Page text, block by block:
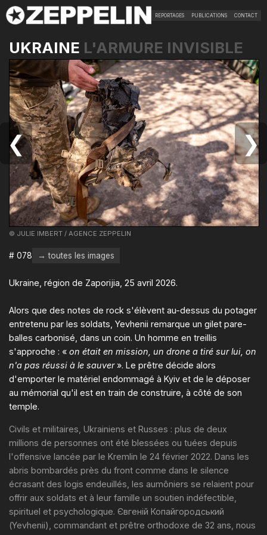
REPORTAGES PUBLICATIONS CONTACT
UKRAINE L'ARMURE INVISIBLE
❮ ❯
Ukraine, région de Zaporijia, 25 avril 2026.
Alors que des notes de rock s'élèvent au-dessus du potager
entretenu par les soldats, Yevhenii remarque un gilet pare-
balles carbonisé, dans un coin. Un homme en treillis
s'approche : « on était en mission, un drone a tiré sur lui, on
n'a pas réussi à le sauver». Le prêtre décide alors
d'emporter le matériel endommagé à Kyiv et de le déposer
au mémorial qu'il est en train de construire, à côté de son
temple.
© JULIE IMBERT / AGENCE ZEPPELIN
# 078 → toutes les images
Civils et militaires, Ukrainiens et Russes : plus de deux
millions de personnes ont été blessées ou tuées depuis
l'offensive lancée par le Kremlin le 24 février 2022. Dans les
abris bombardés près du front comme dans le silence
écrasant des logis endeuillés, les aumôniers se relaient pour
offrir aux soldats et à leur famille un soutien indéfectible,
spirituel et psychologique. Євгеній Копайгородський
(Yevhenii), commandant et prêtre orthodoxe de 32 ans, nous